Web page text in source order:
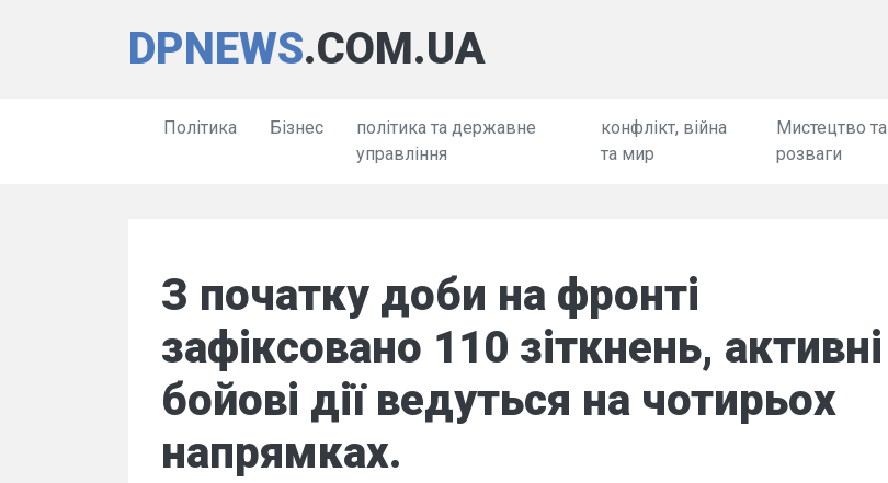
DPNEWS.COM.UA
Політика Бізнес
політика та державне
управління
конфлікт, війна
та мир
Мистецтво та
розваги
З початку доби на фронті
зафіксовано 110 зіткнень, активні
бойові дії ведуться на чотирьох
напрямках.